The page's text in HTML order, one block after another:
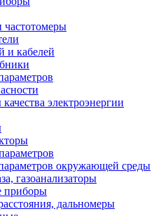
частотомеры
и кабелей
электроэнергии
окружающей среды
газоанализаторы
приборы
дальномеры